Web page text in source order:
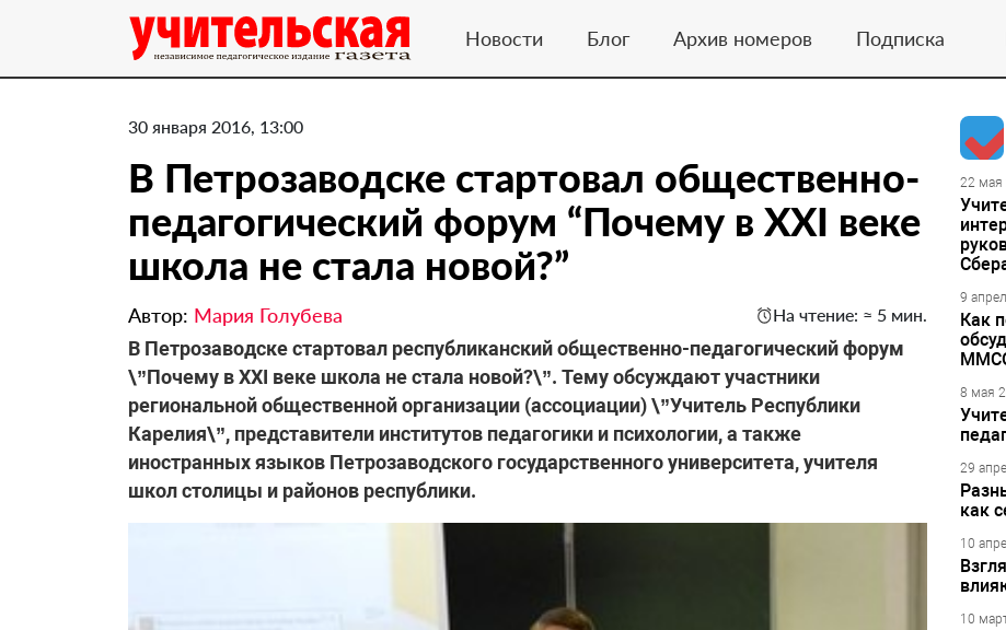
Новости Блог Архив номеров Подписка
30 января 2016, 13:00
В Петрозаводске стартовал общественно-
педагогический форум “Почему в XXI веке
школа не стала новой?”
Автор: Мария Голубева На чтение: ≈ 5 мин.
В Петрозаводске стартовал республиканский общественно-педагогический форум
\”Почему в XXI веке школа не стала новой?\”. Тему обсуждают участники
региональной общественной организации (ассоциации) \”Учитель Республики
Карелия\”, представители институтов педагогики и психологии, а также
иностранных языков Петрозаводского государственного университета, учителя
школ столицы и районов республики.
22 мая
9
Как
8 мая
29
как
10
10